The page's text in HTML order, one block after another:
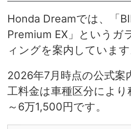
Honda Dreamでは、「
Premium EX」というガ
ィングを案内しています
2026年7月時点の公式案
工料金は車種区分によ
～6万1,500円です。